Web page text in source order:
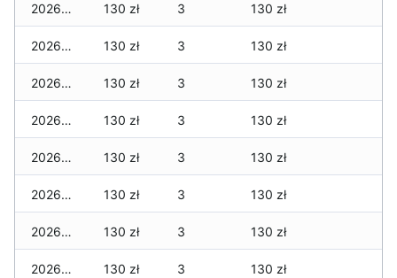
2026-01-31 130 zł 3 130 zł
2026-01-30 130 zł 3 130 zł
2026-01-29 130 zł 3 130 zł
2026-01-28 130 zł 3 130 zł
2026-01-27 130 zł 3 130 zł
2026-01-26 130 zł 3 130 zł
2026-01-25 130 zł 3 130 zł
2026-01-24 130 zł 3 130 zł